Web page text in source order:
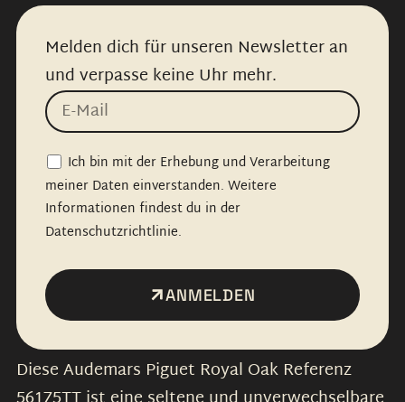
Melden dich für unseren Newsletter an
und verpasse keine Uhr mehr.
Ich bin mit der Erhebung und Verarbeitung
meiner Daten einverstanden. Weitere
Informationen findest du in der
Datenschutzrichtlinie.
ANMELDEN
Diese Audemars Piguet Royal Oak Referenz